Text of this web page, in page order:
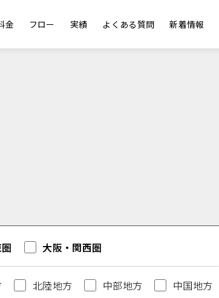
金 フロー 実績 よくある質問 新着情報
大阪・関西圏
北陸地方 中部地方 中国地方